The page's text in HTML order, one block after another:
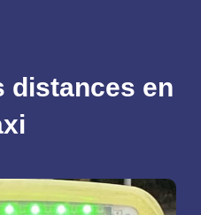
distances en